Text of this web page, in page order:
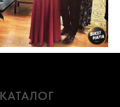
КАТАЛОГ